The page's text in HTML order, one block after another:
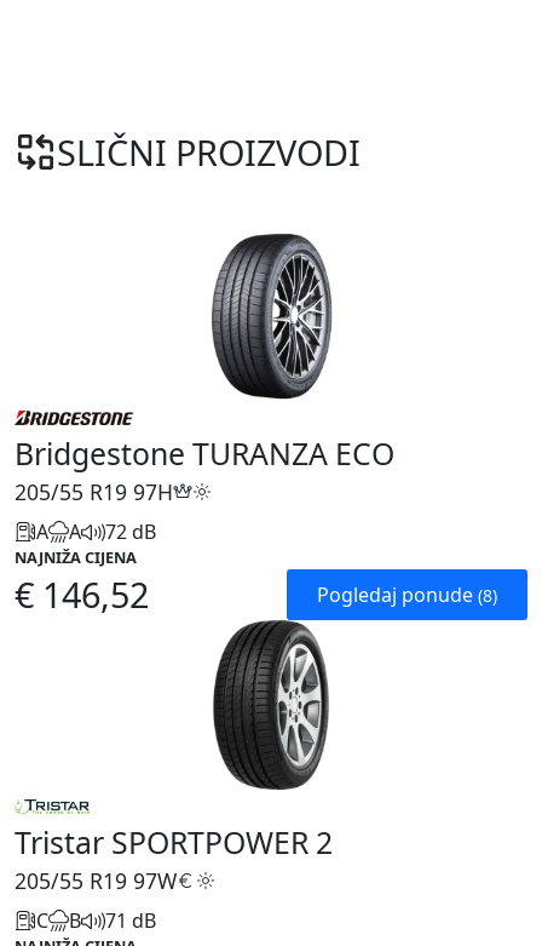
SLIČNI PROIZVODI
Bridgestone TURANZA ECO
205/55 R19 97H
A A 72 dB
NAJNIŽA CIJENA
€ 146,52 Pogledaj ponude (8)
Tristar SPORTPOWER 2
205/55 R19 97W
C B 71 dB